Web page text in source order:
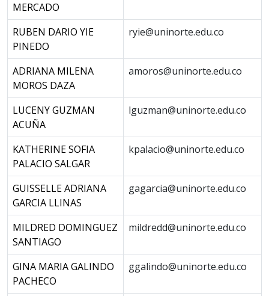
MERCADO
RUBEN DARIO YIE
PINEDO
ryie@uninorte.edu.co
ADRIANA MILENA
MOROS DAZA
amoros@uninorte.edu.co
LUCENY GUZMAN
ACUÑA
lguzman@uninorte.edu.co
KATHERINE SOFIA
PALACIO SALGAR
kpalacio@uninorte.edu.co
GUISSELLE ADRIANA
GARCIA LLINAS
gagarcia@uninorte.edu.co
MILDRED DOMINGUEZ
SANTIAGO
mildredd@uninorte.edu.co
GINA MARIA GALINDO
PACHECO
ggalindo@uninorte.edu.co